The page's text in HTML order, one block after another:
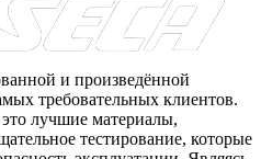
и произведённой
требовательных клиентов.
лучшие материалы,
тестирование, которые